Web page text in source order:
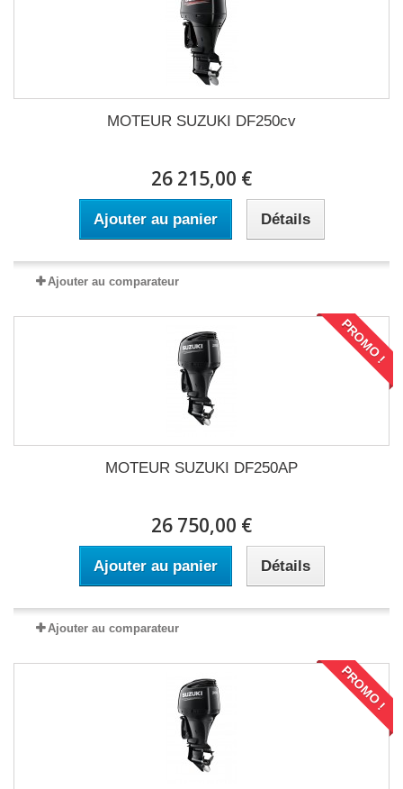
MOTEUR SUZUKI DF250cv
26 215,00 €
Ajouter au panier Détails
Ajouter au comparateur
PROMO !
MOTEUR SUZUKI DF250AP
26 750,00 €
Ajouter au panier Détails
Ajouter au comparateur
PROMO !